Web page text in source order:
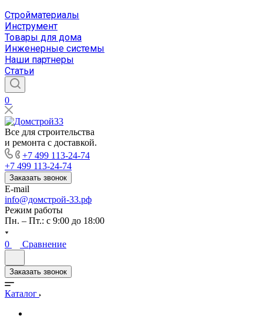
Стройматериалы
Инструмент
Товары для дома
Инженерные системы
Наши партнеры
Статьи
0
Все для строительства
и ремонта с доставкой.
+7 499 113-24-74
+7 499 113-24-74
Заказать звонок
E-mail
info@домстрой-33.рф
Режим работы
Пн. – Пт.: с 9:00 до 18:00
0 Сравнение
Заказать звонок
Каталог